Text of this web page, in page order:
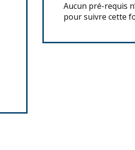
Aucun pré-requis
pour suivre cette